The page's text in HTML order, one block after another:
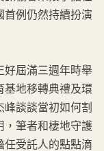
首例仍然持續扮演
好屆滿三週年時舉
基地移轉典禮及環
談談當初如何割
，筆者和棲地守護
任受託人的點點滴